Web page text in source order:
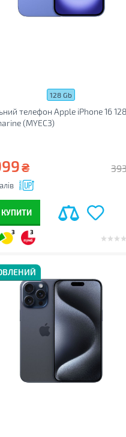
128 Gb
телефон Apple iPhone 16
(MYEC3)
₴
КУПИТИ
3 3